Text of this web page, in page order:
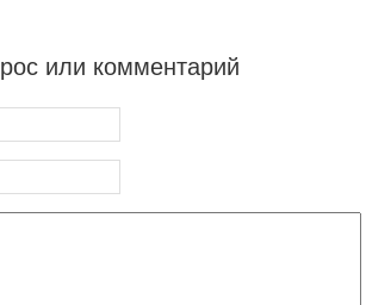
или комментарий